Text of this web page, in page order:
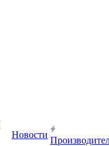
Новости